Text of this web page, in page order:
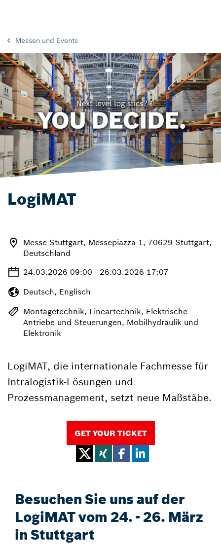
Messen und Events
LogiMAT
Messe Stuttgart, Messepiazza 1, 70629 Stuttgart,
Deutschland
24.03.2026 09:00 - 26.03.2026 17:07
Deutsch, Englisch
Montagetechnik, Lineartechnik, Elektrische
Antriebe und Steuerungen, Mobilhydraulik und
Elektronik
LogiMAT, die internationale Fachmesse für
Intralogistik-Lösungen und
Prozessmanagement, setzt neue Maßstäbe.
GET YOUR TICKET
Besuchen Sie uns auf der
LogiMAT vom 24. - 26. März
in Stuttgart